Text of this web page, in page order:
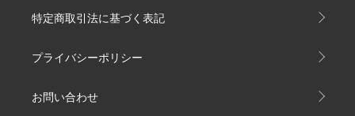
特定商取引法に基づく表記
プライバシーポリシー
お問い合わせ